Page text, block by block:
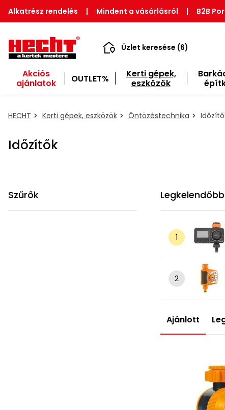
Alkatrész rendelés | Mindent a vásárlásról | B2B
Üzlet keresése (6)
Akciós
ajánlatok
OUTLET%
Kerti gépek,
eszközök
HECHT Kerti gépek, eszközök Öntözéstechnika
Időzítők
Legkelendőbb
Szűrők
Ajánlott